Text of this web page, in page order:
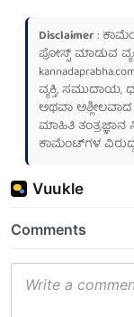
Disclaimer:
ಪೋಸ್ಟ್ ಮಾಡುವ
ವ್ಯಕ್ತಿ, ಸಮುದಾಯ,
ಅಥವಾ
ಮಾಹಿತಿ
ಕಾಮೆಂಟ್‌ಗಳ ವಿರುದ್ಧ